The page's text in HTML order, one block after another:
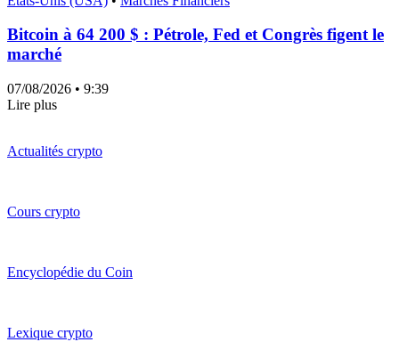
Bitcoin à 64 200 $ : Pétrole, Fed et Congrès figent le
marché
07/08/2026 • 9:39
Lire plus
Actualités crypto
Cours crypto
Encyclopédie du Coin
Lexique crypto